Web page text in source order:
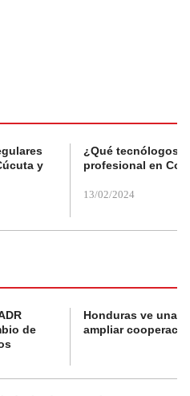
y
¿Qué tecnólogos
profesional en
13/02/2024
de
Honduras ve una
ampliar